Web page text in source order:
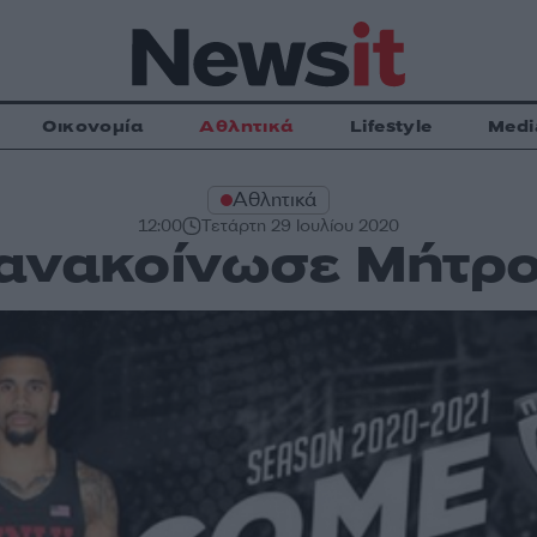
Οικονομία Αθλητικά Lifestyle
Αθλητικά
12:00 Τετάρτη 29 Ιουλίου 2020